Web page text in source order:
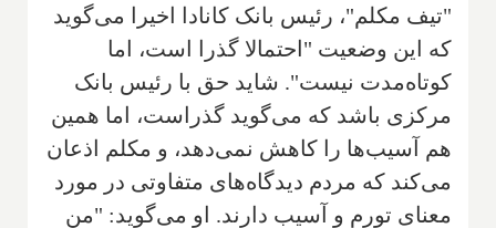
"تیف مکلم"، رئیس بانک کانادا اخیرا می‌گوید
که این وضعیت "احتمالا گذرا است، اما
کوتاه‌مدت نیست". شاید حق با رئیس بانک
مرکزی باشد که می‌گوید گذراست، اما همین
هم آسیب‌ها را کاهش نمی‌دهد، و مکلم اذعان
می‌کند که مردم دیدگاه‌های متفاوتی در مورد
معنای تورم و آسیب دارند. او می‌گوید: "من